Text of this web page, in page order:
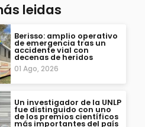
leidas
Berisso: amplio operativo
de emergencia tras un
accidente vial con
decenas de heridos
01 Ago, 2026
Un investigador de la UNLP
fue distinguido con uno
de los premios científicos
más importantes del país